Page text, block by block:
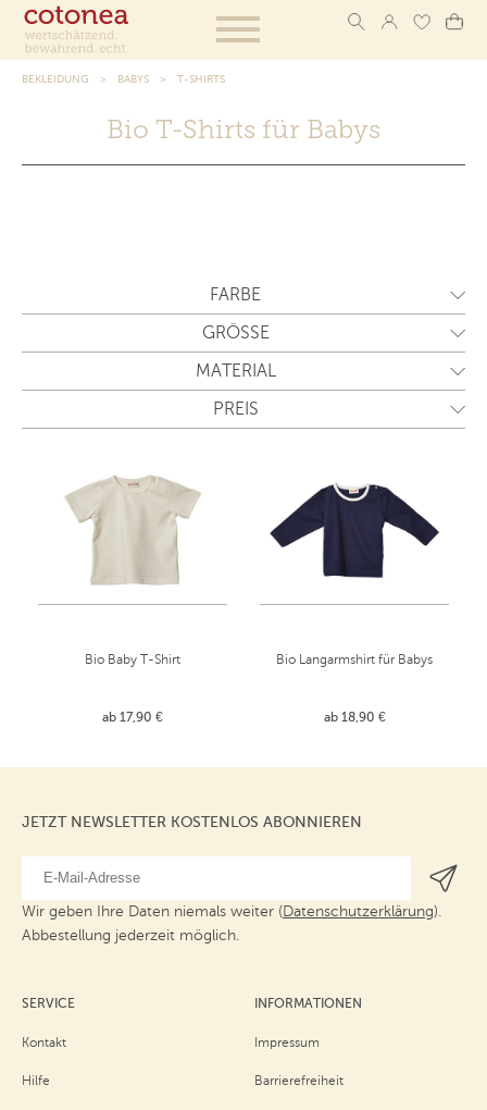
BEKLEIDUNG BABYS T-SHIRTS
Bio T-Shirts für Babys
FARBE
GRÖSSE
MATERIAL
PREIS
Bio Baby T-Shirt
ab 17,90 €
Bio Langarmshirt für Babys
ab 18,90 €
JETZT NEWSLETTER KOSTENLOS ABONNIEREN
Wir geben Ihre Daten niemals weiter (Datenschutzerklärung).
Abbestellung jederzeit möglich.
SERVICE
Kontakt
Hilfe
INFORMATIONEN
Impressum
Barrierefreiheit